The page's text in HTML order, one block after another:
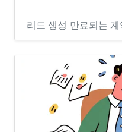
리드 생성 만료되는